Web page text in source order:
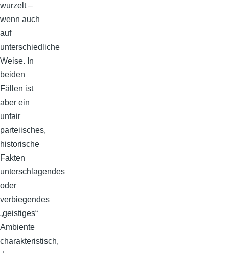
wurzelt –
wenn auch
auf
unterschiedliche
Weise. In
beiden
Fällen ist
aber ein
unfair
parteiisches,
historische
Fakten
unterschlagendes
oder
verbiegendes
„geistiges“
Ambiente
charakteristisch,